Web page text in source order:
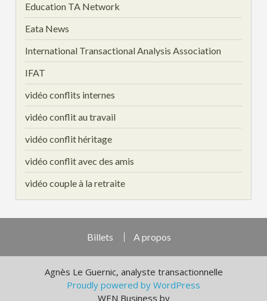
Education TA Network
Eata News
International Transactional Analysis Association
IFAT
vidéo conflits internes
vidéo conflit au travail
vidéo conflit héritage
vidéo conflit avec des amis
vidéo couple à la retraite
Billets A propos
Agnès Le Guernic, analyste transactionnelle
Proudly powered by WordPress
WEN Business by